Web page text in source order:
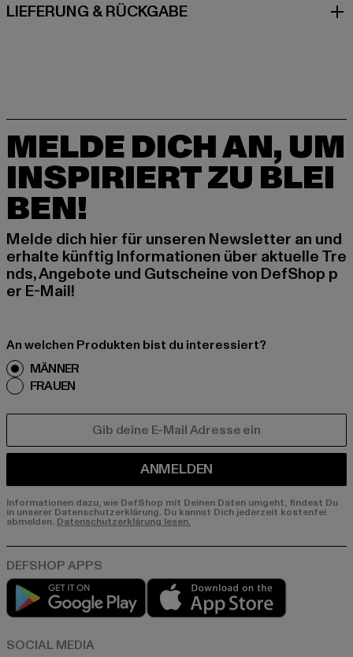
LIEFERUNG & RÜCKGABE
MELDE DICH AN, UM
INSPIRIERT ZU BLEI
BEN!
Melde dich hier für unseren Newsletter an und
erhalte künftig Informationen über aktuelle Tre
nds, Angebote und Gutscheine von DefShop p
er E-Mail!
An welchen Produkten bist du interessiert?
MÄNNER
FRAUEN
ANMELDEN
Informationen dazu, wie DefShop mit Deinen Daten umgeht, findest Du
in unserer Datenschutzerklärung. Du kannst Dich jederzeit kostenfei
abmelden. Datenschutzerklärung lesen.
Play market